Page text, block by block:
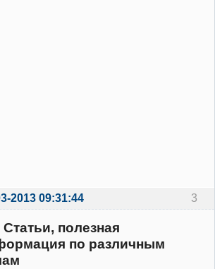
3
2013 09:31:44
Статьи, полезная
по различным